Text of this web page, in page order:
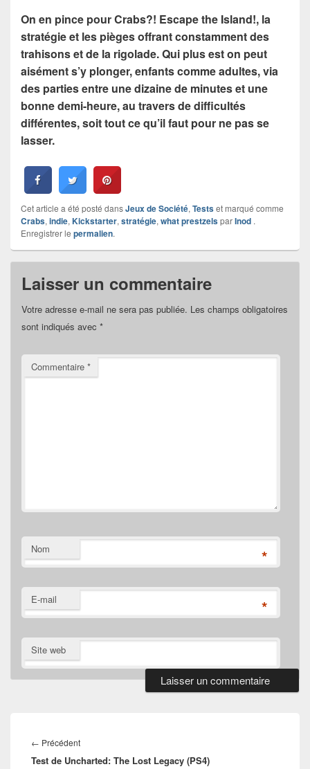
On en pince pour Crabs?! Escape the Island!, la
stratégie et les pièges offrant constamment des
trahisons et de la rigolade. Qui plus est on peut
aisément s’y plonger, enfants comme adultes, via
des parties entre une dizaine de minutes et une
bonne demi-heure, au travers de difficultés
différentes, soit tout ce qu’il faut pour ne pas se
lasser.
Cet article a été posté dansJeux de Société, Testset marqué comme
Crabs, indie, Kickstarter, stratégie, what prestzelsparInod .
Enregistrer le permalien.
Laisser un commentaire
Votre adresse e-mail ne sera pas publiée. Les champs obligatoires
sont indiqués avec *
Commentaire *
Nom *
E-mail *
Site web
de
l’article
← PrécédentArticle
précédent :
Test de Uncharted: The Lost Legacy (PS4)